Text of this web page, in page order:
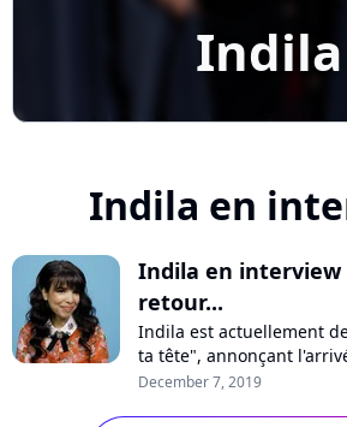
Indila
Indila en
Indila en interview
retour...
Indila est actuellement
ta tête", annonçant
album pour 2020. En
December 7, 2019